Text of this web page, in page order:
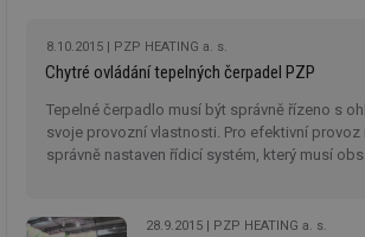
tepelná čerpadla dosáhnout i
topného faktoru 5,0. I to jsou
lépe prodávají.
8.10.2015 PZP HEATING a. s.
Chytré ovládání tepelných čerpadel PZP
Tepelné čerpadlo musí být správně řízeno s
svoje provozní vlastnosti. Pro efektivní provoz
správně nastaven řídicí systém, který musí
kdykoliv přes internet z počítače, tabletu nebo
28.9.2015 PZP HEATING a. s.